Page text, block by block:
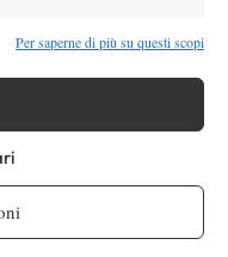
Per saperne di più su questi scopi